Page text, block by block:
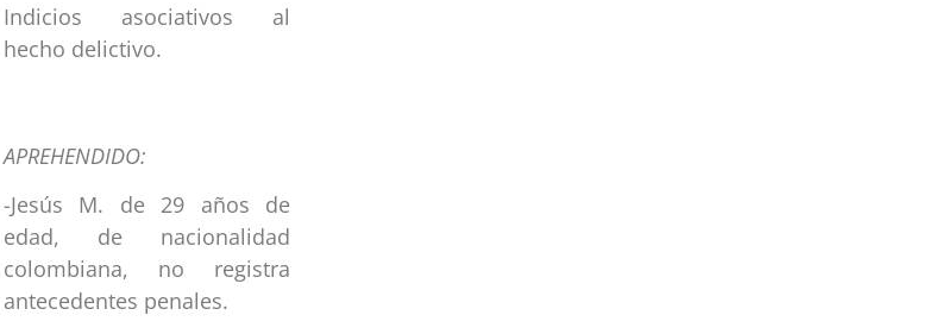
Indicios asociativos al
hecho delictivo.
APREHENDIDO:
-Jesús M. de 29 años de
edad, de nacionalidad
colombiana, no registra
antecedentes penales.